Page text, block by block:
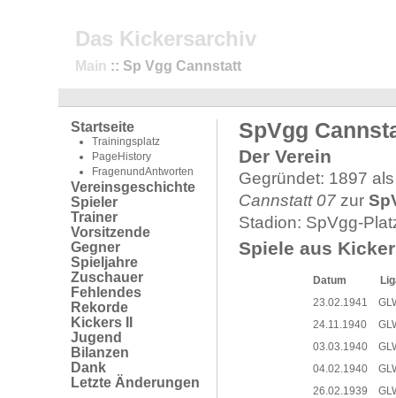
Das Kickersarchiv
Main :: Sp Vgg Cannstatt
Startseite
Trainingsplatz
PageHistory
FragenundAntworten
Vereinsgeschichte
Spieler
Trainer
Vorsitzende
Gegner
Spieljahre
Zuschauer
Fehlendes
Rekorde
Kickers II
Jugend
Bilanzen
Dank
Letzte Änderungen
SpVgg
Der Verein
Gegründet: 1897
Cannstatt 07 zur
Stadion: SpVgg-
Spiele aus
Datum
23.02.1941
24.11.1940
03.03.1940
04.02.1940
26.02.1939